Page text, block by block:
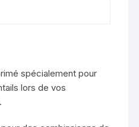
spécialement pour
lors de vos